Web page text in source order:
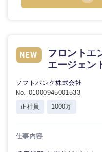
フロントエ
エージェン
ソフトバンク株式会社
No. 01000945001533
正社員
1000万
仕事内容